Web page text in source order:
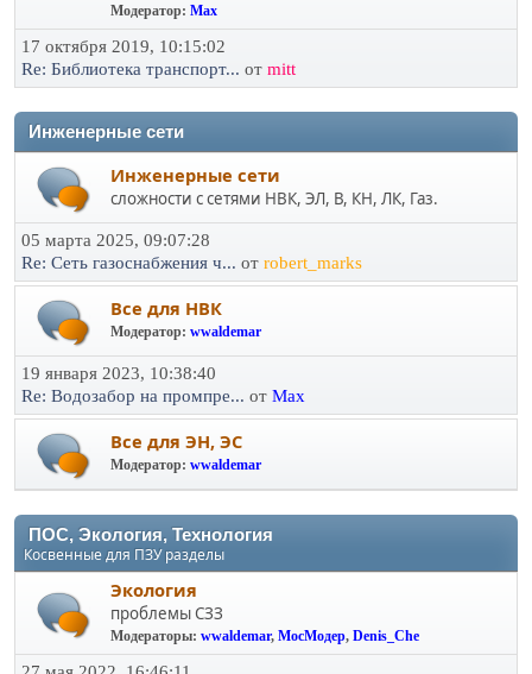
Модератор: Max
17 октября 2019, 10:15:02
Re: Библиотека транспорт... от mitt
Инженерные сети
Инженерные сети
сложности с сетями НВК, ЭЛ, В, КН, ЛК, Газ.
05 марта 2025, 09:07:28
Re: Сеть газоснабжения ч... от robert_marks
Все для НВК
Модератор: wwaldemar
19 января 2023, 10:38:40
Re: Водозабор на промпре... от Max
Все для ЭН, ЭС
Модератор: wwaldemar
ПОС, Экология, Технология
Косвенные для ПЗУ разделы
Экология
проблемы СЗЗ
Модераторы: wwaldemar, МосМодер, Denis_Che